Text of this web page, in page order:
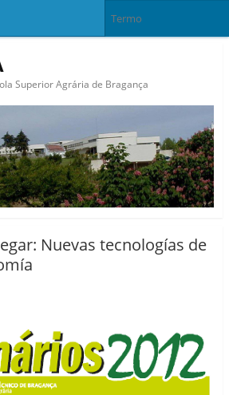
Superior Agrária de Bragança
Nuevas tecnologías de